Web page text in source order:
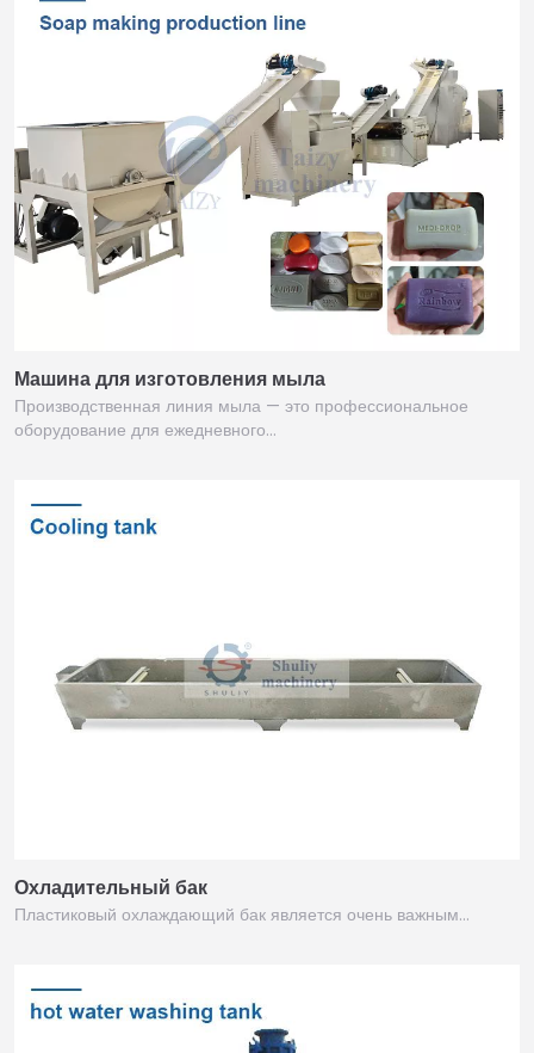
Машина для изготовления мыла
Производственная линия мыла — это профессиональное
оборудование для ежедневного…
Охладительный бак
Пластиковый охлаждающий бак является очень важным…